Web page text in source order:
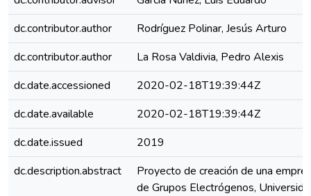
dc.contributor.author
Rodríguez Polinar, Jesús Arturo
dc.contributor.author
La Rosa Valdivia, Pedro Alexis
dc.date.accessioned
2020-02-18T19:39:44Z
dc.date.available
2020-02-18T19:39:44Z
dc.date.issued
2019
dc.description.abstract
Proyecto de creación de una
de Grupos Electrógenos,